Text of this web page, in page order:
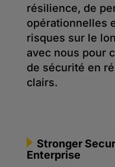
résilience, de
opérationnelles
risques sur le
avec nous pour
de sécurité en
clairs.
Stronger
Enterprise